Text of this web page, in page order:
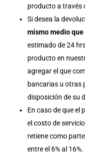
producto a través
Si desea la
mismo medio
estimado de 24
producto en
agregar el que
bancarias u otras
disposición de su
En caso de que el
el costo de
retiene como
entre el 6% al 16%.